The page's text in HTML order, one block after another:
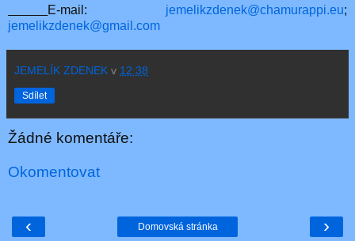
E-mail: jemelikzdenek@chamurappi.eu;
jemelikzdenek@gmail.com
JEMELÍK ZDENEK v 12:38
Sdílet
Žádné komentáře:
Okomentovat
‹ ›
Domovská stránka